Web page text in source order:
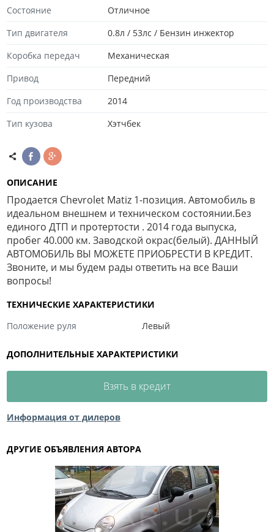
Состояние
Отличноe
Тип двигателя
0.8л / 53лс / Бензин инжектор
Коробка передач
Механическая
Привод
Передний
Год производства
2014
Тип кузова
Хэтчбек
ОПИСАНИЕ
​Продается Chevrolet Matiz 1-позиция. Автомобиль в
идеальном внешнем и техническом состоянии.Без
единого ДТП и протертости . 2014 года выпуска,
пробег 40.000 км. Заводской окрас(белый). ДАННЫЙ
АВТОМОБИЛЬ ВЫ МОЖЕТЕ ПРИОБРЕСТИ В КРЕДИТ.
Звоните, и мы будем рады ответить на все Ваши
вопросы!
ТЕХНИЧЕСКИЕ ХАРАКТЕРИСТИКИ
Положение руля
Левый
ДОПОЛНИТЕЛЬНЫЕ ХАРАКТЕРИСТИКИ
Взять в кредит
Информация от дилеров
ДРУГИЕ ОБЪЯВЛЕНИЯ АВТОРА